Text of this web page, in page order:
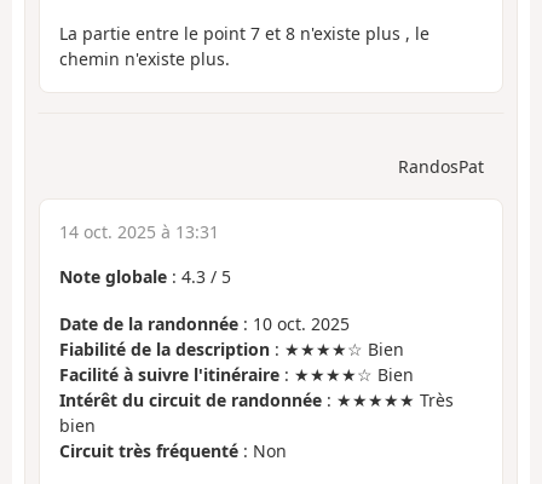
La partie entre le point 7 et 8 n'existe plus , le
chemin n'existe plus.
RandosPat
14 oct. 2025 à 13:31
Note globale : 4.3 / 5
Date de la randonnée : 10 oct. 2025
Fiabilité de la description : ★★★★☆ Bien
Facilité à suivre l'itinéraire : ★★★★☆ Bien
Intérêt du circuit de randonnée : ★★★★★ Très
bien
Circuit très fréquenté : Non